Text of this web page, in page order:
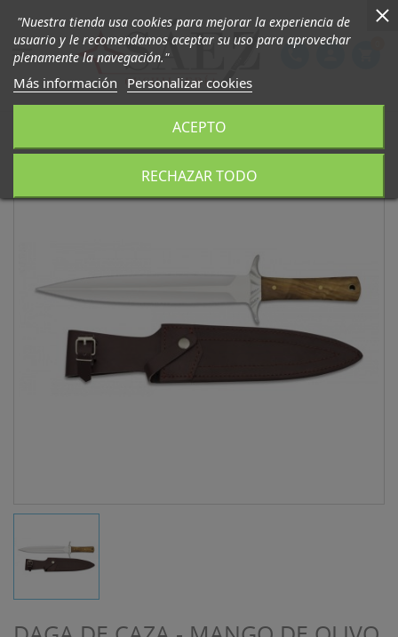

"Nuestra tienda usa cookies para mejorar la experiencia de
usuario y le recomendamos aceptar su uso para aprovechar
plenamente la navegación."
Más información Personalizar cookies
RECHAZAR TODO
ACEPTO